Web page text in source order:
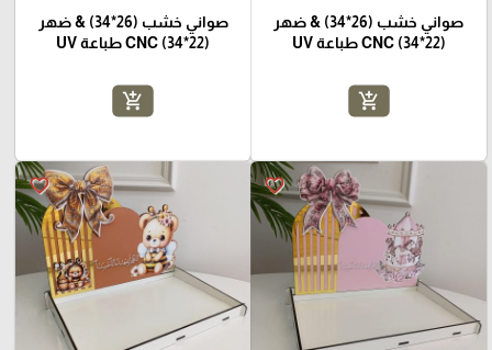
صواني خشب (26*34) & ضهر
(22*34) CNC طباعة UV
add_shopping_cart
صواني خشب (26*34) & ضهر
(22*34) CNC طباعة UV
add_shopping_cart
favorite_border
favorite_border